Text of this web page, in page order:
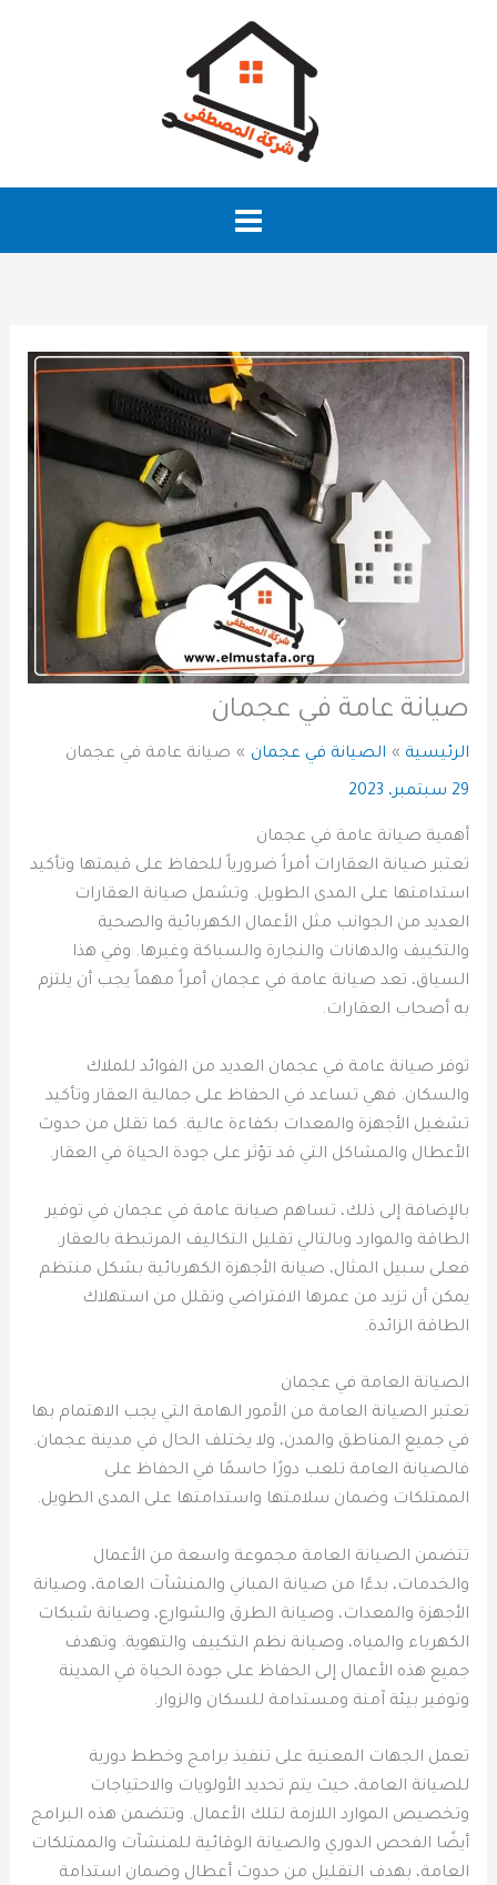
صيانة عامة في عجمان
الرئيسية الصيانة في عجمان صيانة عامة في عجمان
29 سبتمبر، 2023
أهمية صيانة عامة في عجمان
تعتبر صيانة العقارات أمراً ضرورياً للحفاظ على قيمتها وتأكيد
استدامتها على المدى الطويل. وتشمل صيانة العقارات
العديد من الجوانب مثل الأعمال الكهربائية والصحية
والتكييف والدهانات والنجارة والسباكة وغيرها. وفي هذا
السياق، تعد صيانة عامة في عجمان أمراً مهماً يجب أن يلتزم
به أصحاب العقارات.
توفر صيانة عامة في عجمان العديد من الفوائد للملاك
والسكان. فهي تساعد في الحفاظ على جمالية العقار وتأكيد
تشغيل الأجهزة والمعدات بكفاءة عالية. كما تقلل من حدوث
الأعطال والمشاكل التي قد تؤثر على جودة الحياة في العقار.
بالإضافة إلى ذلك، تساهم صيانة عامة في عجمان في توفير
الطاقة والموارد وبالتالي تقليل التكاليف المرتبطة بالعقار.
فعلى سبيل المثال، صيانة الأجهزة الكهربائية بشكل منتظم
يمكن أن تزيد من عمرها الافتراضي وتقلل من استهلاك
الطاقة الزائدة.
الصيانة العامة في عجمان
تعتبر الصيانة العامة من الأمور الهامة التي يجب الاهتمام بها
في جميع المناطق والمدن، ولا يختلف الحال في مدينة عجمان.
فالصيانة العامة تلعب دورًا حاسمًا في الحفاظ على
الممتلكات وضمان سلامتها واستدامتها على المدى الطويل.
تتضمن الصيانة العامة مجموعة واسعة من الأعمال
والخدمات، بدءًا من صيانة المباني والمنشآت العامة، وصيانة
الأجهزة والمعدات، وصيانة الطرق والشوارع، وصيانة شبكات
الكهرباء والمياه، وصيانة نظم التكييف والتهوية. وتهدف
جميع هذه الأعمال إلى الحفاظ على جودة الحياة في المدينة
وتوفير بيئة آمنة ومستدامة للسكان والزوار.
تعمل الجهات المعنية على تنفيذ برامج وخطط دورية
للصيانة العامة، حيث يتم تحديد الأولويات والاحتياجات
وتخصيص الموارد اللازمة لتلك الأعمال. وتتضمن هذه البرامج
أيضًا الفحص الدوري والصيانة الوقائية للمنشآت والممتلكات
العامة، بهدف التقليل من حدوث أعطال وضمان استدامة